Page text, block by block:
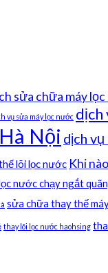
sửa chữa máy
vụ sửa máy lọc nước dịch
Nội dịch
lõi lọc nước Khi
nước chạy ngắt
sửa chữa thay thế
thay lõi lọc nước haohsing